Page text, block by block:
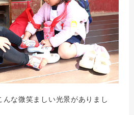
な微笑ましい光景がありまし